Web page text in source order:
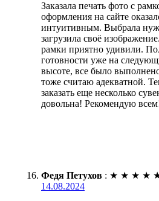
Заказала печать фото с
оформления на сайте
интуитивным. Выбрала
загрузила своё
рамки приятно удивили.
готовности уже на
высоте, все было
тоже считаю адекватной.
заказать еще несколько
довольна! Рекомендую
Федя Петухов : ★ ★ ★ ★
14.08.2024